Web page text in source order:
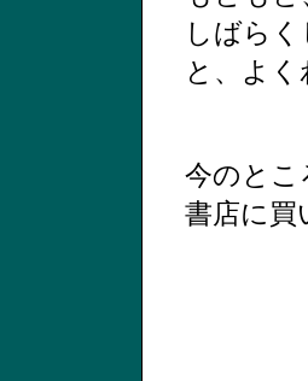
しばら
と、よ
今のとこ
書店に買